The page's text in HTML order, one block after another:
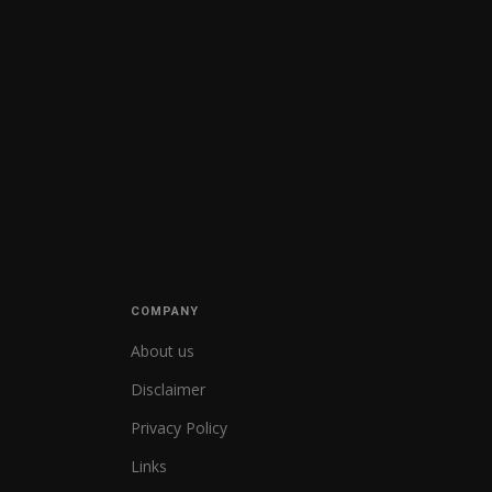
COMPANY
About us
Disclaimer
Privacy Policy
Links